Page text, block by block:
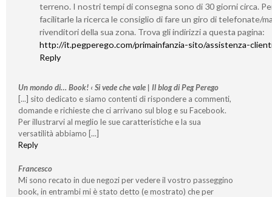
terreno. I nostri tempi di consegna sono di 30 giorni circa.
facilitarle la ricerca le consiglio di fare un giro di telefonate/
rivenditori della sua zona. Trova gli indirizzi a questa pagina:
http://it.pegperego.com/primainfanzia-sito/assistenza-
Reply
Un mondo di… Book! ‹ Si vede che vale | Il blog di Peg Perego
[...] sito dedicato e siamo contenti di rispondere a commenti,
domande e richieste che ci arrivano sul blog e su Facebook.
Per illustrarvi al meglio le sue caratteristiche e la sua
versatilità abbiamo [...]
Reply
Francesco
Mi sono recato in due negozi per vedere il vostro passeggino
book, in entrambi mi è stato detto (e mostrato) che per